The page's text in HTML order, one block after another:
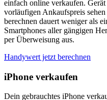
einfach online verkaufen.
vorläufigen Ankaufspreis
berechnen dauert weniger als
Smartphones aller gängigen
per Überweisung aus.
Handywert jetzt berechnen
iPhone verkaufen
Dein gebrauchtes iPhone